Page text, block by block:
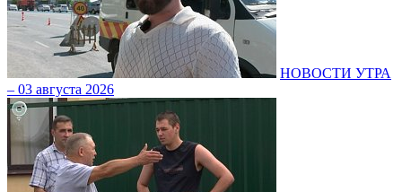
НОВОСТИ УТРА
– 03 августа 2026